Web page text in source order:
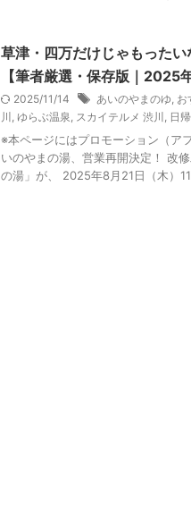
草津・四万だけじゃもった
【筆者厳選・保存版｜2025
2025/11/14 あいのやまのゆ, お
川 , ゆらぶ温泉, スカイテルメ 渋川 , 日
※本ページにはプロモーション（ア
いのやまの湯、営業再開決定！ 改
の湯」が、 2025年8月21日（木）